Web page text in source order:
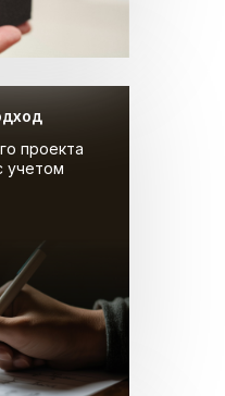
проекта
учетом